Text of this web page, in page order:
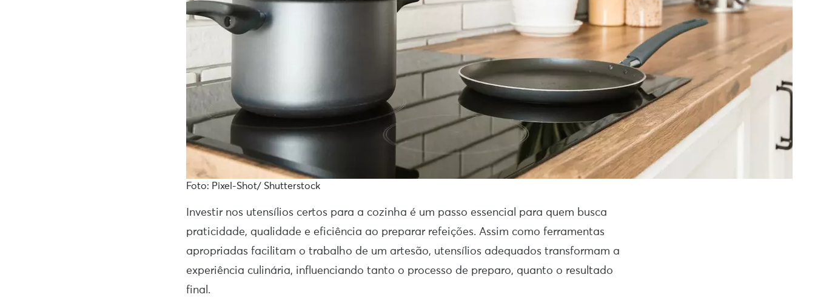
Foto: Pixel-Shot/ Shutterstock
Investir nos utensílios certos para a cozinha é um passo essencial para quem busca
praticidade, qualidade e eficiência ao preparar refeições. Assim como ferramentas
apropriadas facilitam o trabalho de um artesão, utensílios adequados transformam a
experiência culinária, influenciando tanto o processo de preparo, quanto o resultado
final.